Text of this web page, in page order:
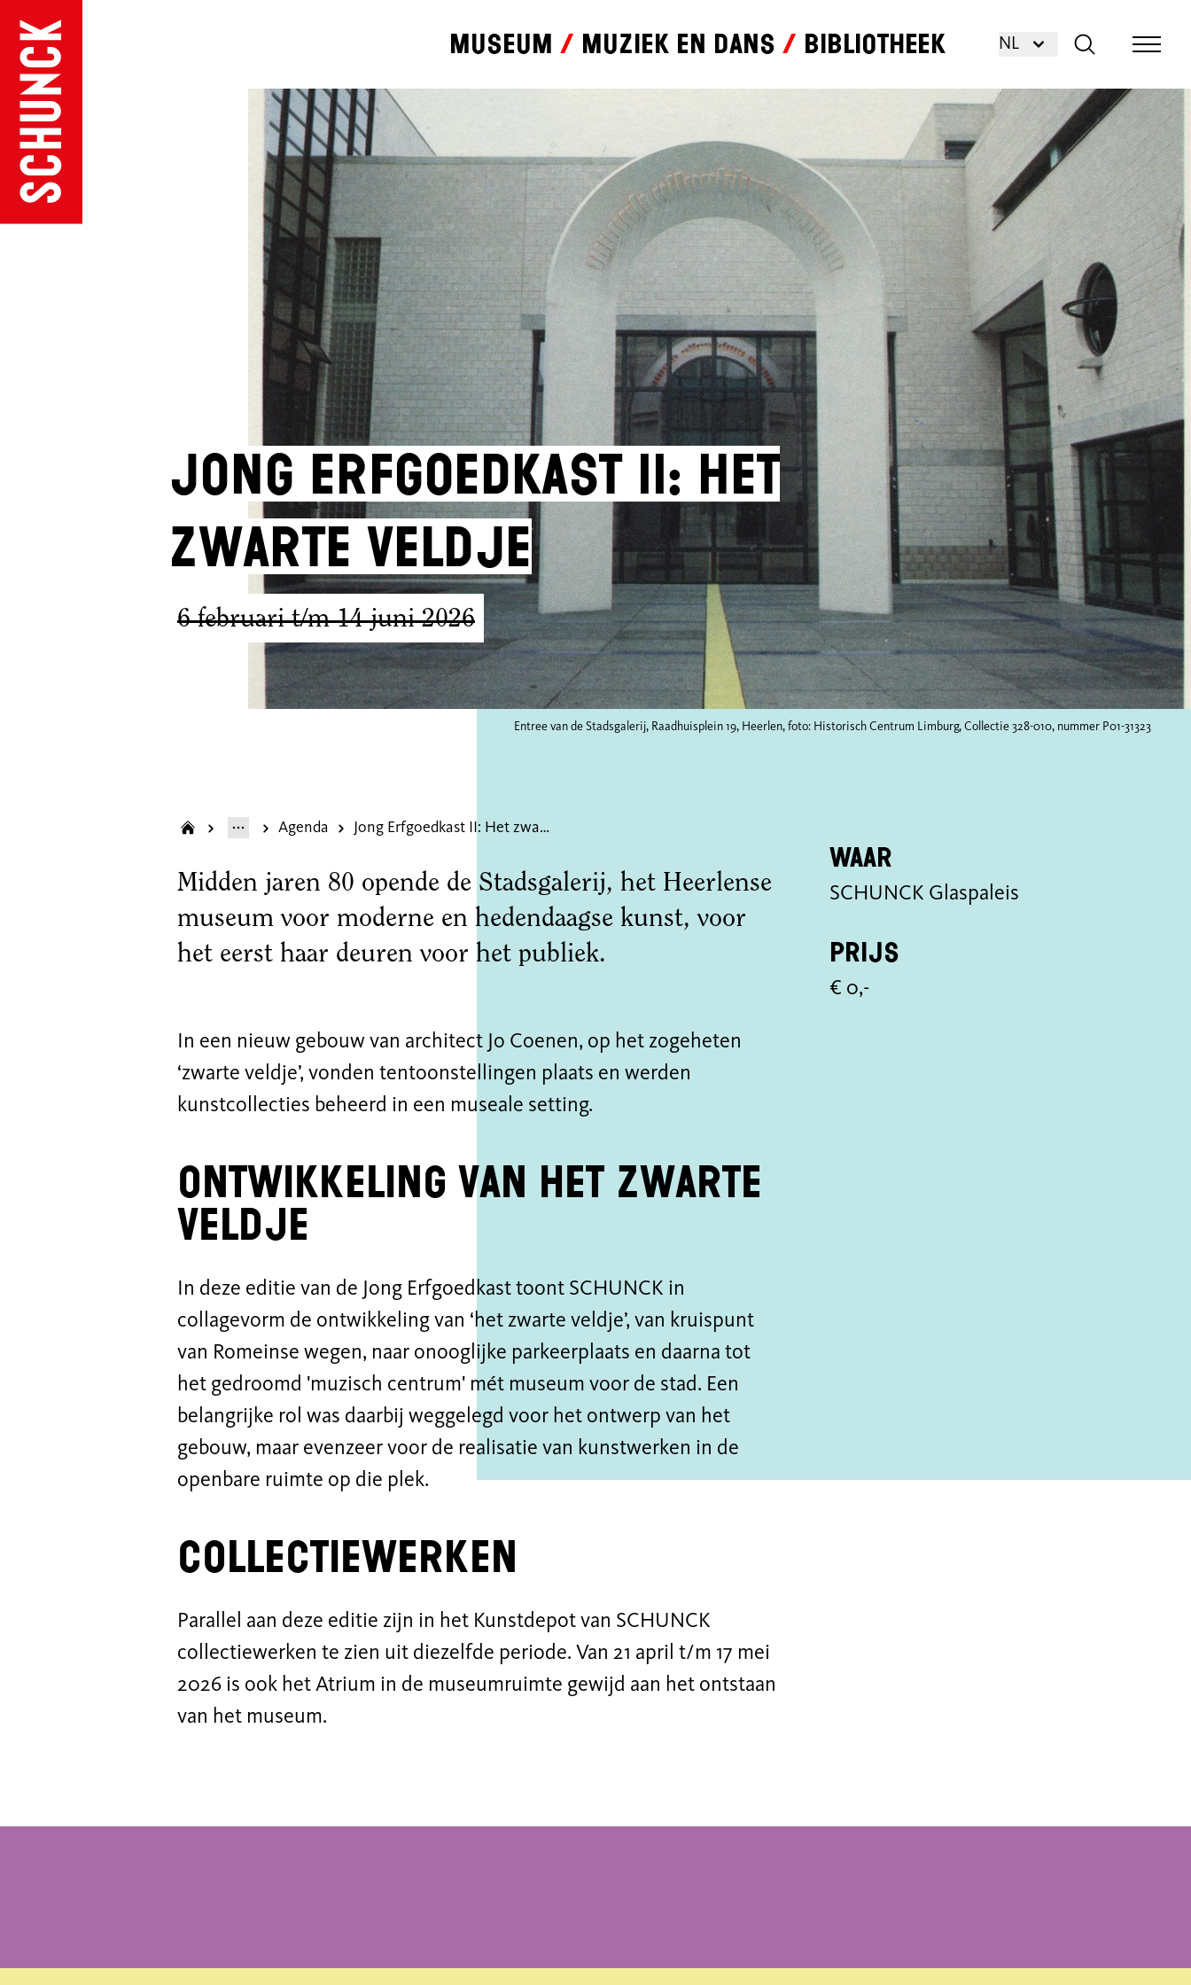
Museum Muziek en dans Bibliotheek NL
Jong Erfgoedkast II: Het
zwarte veldje
6 februari t/m 14 juni 2026
Entree van de Stadsgalerij, Raadhuisplein 19, Heerlen, foto: Historisch Centrum Limburg, Collectie 328-010, nummer P01-31323
Agenda Jong Erfgoedkast II: Het zwarte veldje
Midden jaren 80 opende de Stadsgalerij, het Heerlense
museum voor moderne en hedendaagse kunst, voor
het eerst haar deuren voor het publiek.
In een nieuw gebouw van architect Jo Coenen, op het zogeheten
‘zwarte veldje’, vonden tentoonstellingen plaats en werden
kunstcollecties beheerd in een museale setting.
Ontwikkeling van het Zwarte
veldje
In deze editie van de Jong Erfgoedkast toont SCHUNCK in
collagevorm de ontwikkeling van ‘het zwarte veldje’, van kruispunt
van Romeinse wegen, naar onooglijke parkeerplaats en daarna tot
het gedroomd 'muzisch centrum' mét museum voor de stad. Een
belangrijke rol was daarbij weggelegd voor het ontwerp van het
gebouw, maar evenzeer voor de realisatie van kunstwerken in de
openbare ruimte op die plek.
Collectiewerken
Parallel aan deze editie zijn in het Kunstdepot van SCHUNCK
collectiewerken te zien uit diezelfde periode. Van 21 april t/m 17 mei
2026 is ook het Atrium in de museumruimte gewijd aan het ontstaan
van het museum.
Waar
SCHUNCK Glaspaleis
Prijs
€ 0,-